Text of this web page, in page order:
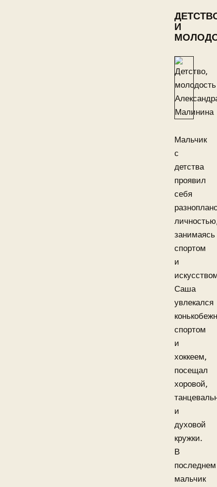
И
Мальчик
с
детства
проявил
себя
занимаясь
спортом
и
Саша
увлекался
спортом
и
хоккеем,
посещал
хоровой,
и
духовой
кружки.
В
последнем
мальчик